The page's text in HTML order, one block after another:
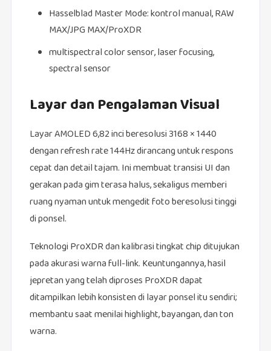
Hasselblad Master Mode: kontrol manual, RAW
MAX/JPG MAX/ProXDR
multispectral color sensor, laser focusing,
spectral sensor
Layar dan Pengalaman Visual
Layar AMOLED 6,82 inci beresolusi 3168 × 1440
dengan refresh rate 144Hz dirancang untuk respons
cepat dan detail tajam. Ini membuat transisi UI dan
gerakan pada gim terasa halus, sekaligus memberi
ruang nyaman untuk mengedit foto beresolusi tinggi
di ponsel.
Teknologi ProXDR dan kalibrasi tingkat chip ditujukan
pada akurasi warna full‑link. Keuntungannya, hasil
jepretan yang telah diproses ProXDR dapat
ditampilkan lebih konsisten di layar ponsel itu sendiri;
membantu saat menilai highlight, bayangan, dan ton
warna.